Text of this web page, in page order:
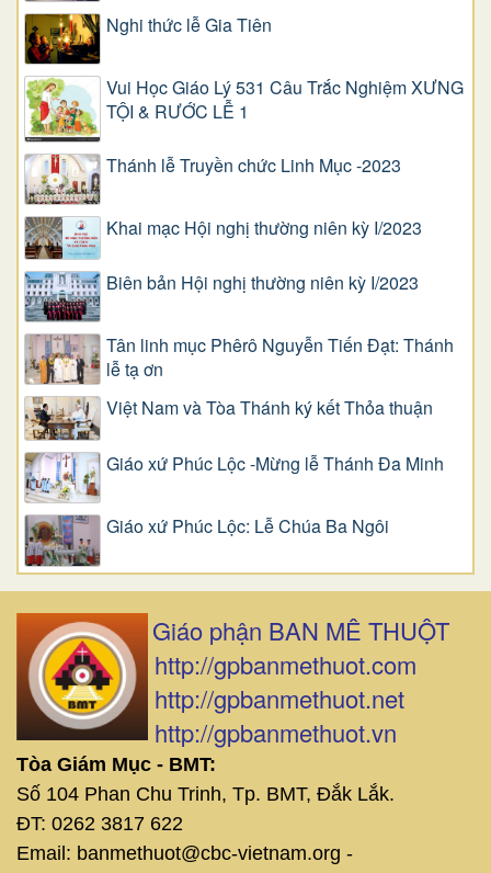
Nghi thức lễ Gia Tiên
Vui Học Giáo Lý 531 Câu Trắc Nghiệm XƯNG
TỘI & RƯỚC LỄ 1
Thánh lễ Truyền chức Linh Mục -2023
Khai mạc Hội nghị thường niên kỳ I/2023
Biên bản Hội nghị thường niên kỳ I/2023
Tân linh mục Phêrô Nguyễn Tiến Đạt: Thánh
lễ tạ ơn
Việt Nam và Tòa Thánh ký kết Thỏa thuận
Giáo xứ Phúc Lộc -Mừng lễ Thánh Đa Minh
Giáo xứ Phúc Lộc: Lễ Chúa Ba Ngôi
Giáo phận BAN MÊ THUỘT
http://gpbanmethuot.com
http://gpbanmethuot.net
http://gpbanmethuot.vn
Tòa Giám Mục - BMT:
Số 104 Phan Chu Trinh, Tp. BMT, Đắk Lắk.
ĐT: 0262 3817 622
Email: banmethuot@cbc-vietnam.org -